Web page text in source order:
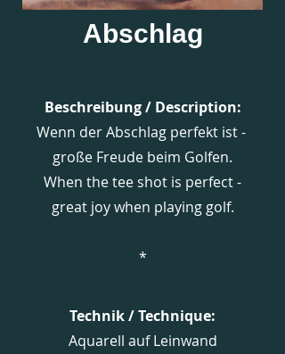
Abschlag
Beschreibung / Description:
Wenn der Abschlag perfekt ist -
große Freude beim Golfen.
When the tee shot is perfect -
great joy when playing golf.
*
Technik / Technique:
Aquarell auf Leinwand